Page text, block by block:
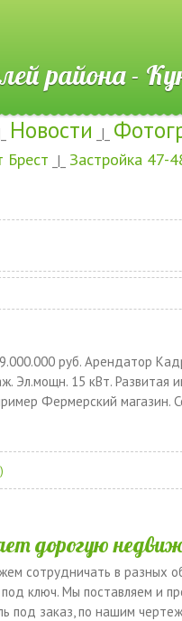
района -
Новости _|_
Брест _|_ Застройка 47-
руб. Арендатор
Эл.мощн. 15 кВт. Развитая
Фермерский магазин.
дорогую
сотрудничать в разных
ключ. Мы поставляем и
под заказ, по нашим